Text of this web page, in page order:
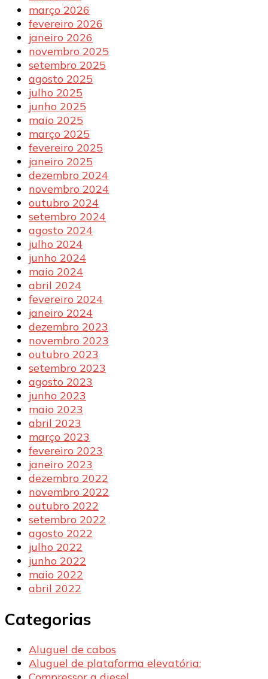
março 2026
fevereiro 2026
janeiro 2026
novembro 2025
setembro 2025
agosto 2025
julho 2025
junho 2025
maio 2025
março 2025
fevereiro 2025
janeiro 2025
dezembro 2024
novembro 2024
outubro 2024
setembro 2024
agosto 2024
julho 2024
junho 2024
maio 2024
abril 2024
fevereiro 2024
janeiro 2024
dezembro 2023
novembro 2023
outubro 2023
setembro 2023
agosto 2023
junho 2023
maio 2023
abril 2023
março 2023
fevereiro 2023
janeiro 2023
dezembro 2022
novembro 2022
outubro 2022
setembro 2022
agosto 2022
julho 2022
junho 2022
maio 2022
abril 2022
Categorias
Aluguel de cabos
Aluguel de plataforma elevatória: